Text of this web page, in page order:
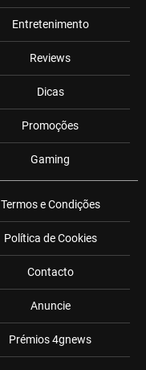
Entretenimento
Reviews
Dicas
Promoções
Gaming
Termos e Condições
Política de Cookies
Contacto
Anuncie
Prémios 4gnews